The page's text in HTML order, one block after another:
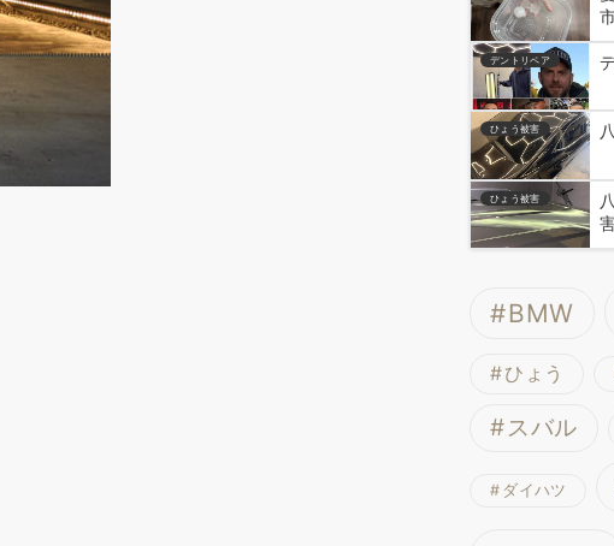
デントリペア
ひょう被害
ひょう被害
BMW
ひょう
スバル
ダイハツ